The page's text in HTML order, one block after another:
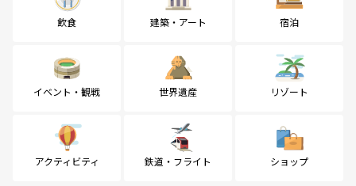
飲食 建築・アート 宿泊
イベント・観戦 世界遺産 リゾート
アクティビティ 鉄道・フライト ショップ